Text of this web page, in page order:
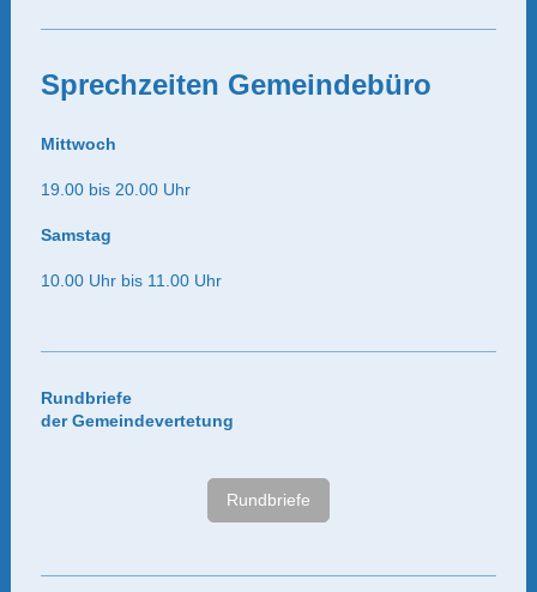
Sprechzeiten Gemeindebüro
Mittwoch
19.00 bis 20.00 Uhr
Samstag
10.00 Uhr bis 11.00 Uhr
Rundbriefe
der Gemeindevertetung
Rundbriefe